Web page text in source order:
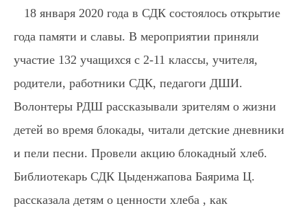
18 января 2020 года в СДК состоялось открытие
года памяти и славы. В мероприятии приняли
участие 132 учащихся с 2-11 классы, учителя,
родители, работники СДК, педагоги ДШИ.
Волонтеры РДШ рассказывали зрителям о жизни
детей во время блокады, читали детские дневники
и пели песни. Провели акцию блокадный хлеб.
Библиотекарь СДК Цыденжапова Баярима Ц.
рассказала детям о ценности хлеба , как